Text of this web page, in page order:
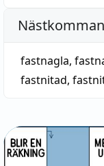
fastnagla,
fastnitad,